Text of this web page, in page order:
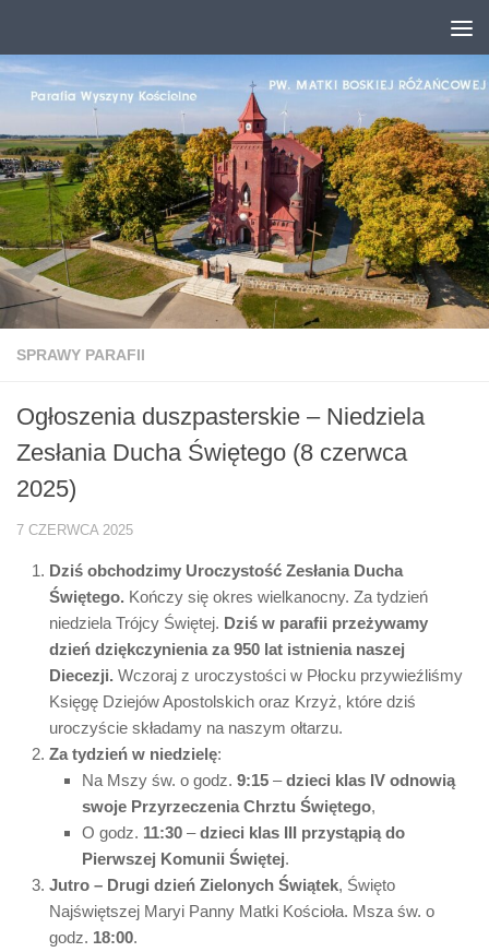
SPRAWY PARAFII
Ogłoszenia duszpasterskie – Niedziela
Zesłania Ducha Świętego (8 czerwca
2025)
7 CZERWCA 2025
Dziś obchodzimy Uroczystość Zesłania Ducha
Świętego. Kończy się okres wielkanocny. Za tydzień
niedziela Trójcy Świętej. Dziś w parafii przeżywamy
dzień dziękczynienia za 950 lat istnienia naszej
Diecezji. Wczoraj z uroczystości w Płocku przywieźliśmy
Księgę Dziejów Apostolskich oraz Krzyż, które dziś
uroczyście składamy na naszym ołtarzu.
Za tydzień w niedzielę:
Na Mszy św. o godz. 9:15 –dzieci klas IV odnowią
swoje Przyrzeczenia Chrztu Świętego,
O godz. 11:30 –dzieci klas III przystąpią do
Pierwszej Komunii Świętej.
Jutro – Drugi dzień Zielonych Świątek, Święto
Najświętszej Maryi Panny Matki Kościoła. Msza św. o
godz. 18:00.